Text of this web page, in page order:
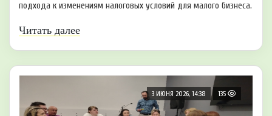
подхода к изменениям налоговых условий для малого бизнеса.
Читать далее
3 ИЮНЯ 2026, 14:38 135